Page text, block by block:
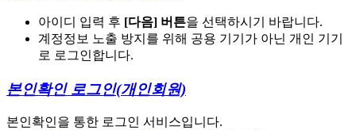
아이디 입력 후 [다음] 버튼을 선택하시기 바랍니다.
계정정보 노출 방지를 위해 공용 기기가 아닌 개인 기기
로 로그인합니다.
본인확인 로그인(개인회원)
본인확인을 통한 로그인 서비스입니다.